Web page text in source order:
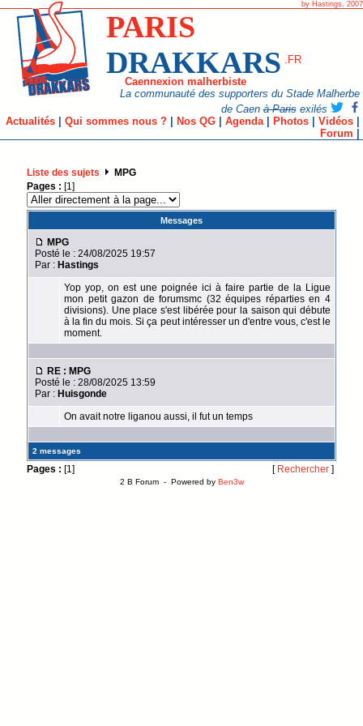
by Hastings, 2007
PARIS
DRAKKARS .FR
Caennexion malherbiste
La communauté des supporters du Stade Malherbe
de Caenà Parisexilés
Actualités| Qui sommes nous ?| Nos QG| Agenda| Photos| Vidéos|
Forum |
Liste des sujets
MPG
Pages : [1]
Messages
MPG
Posté le : 24/08/2025 19:57
Par : Hastings
Yop yop, on est une poignée ici à faire partie de la Ligue
mon petit gazon de forumsmc (32 équipes réparties en 4
divisions). Une place s'est libérée pour la saison qui débute
à la fin du mois. Si ça peut intéresser un d'entre vous, c'est le
moment.
RE : MPG
Posté le : 28/08/2025 13:59
Par : Huisgonde
On avait notre liganou aussi, il fut un temps
2 messages
Pages : [1] [ Rechercher ]
2 B Forum - Powered by Ben3w